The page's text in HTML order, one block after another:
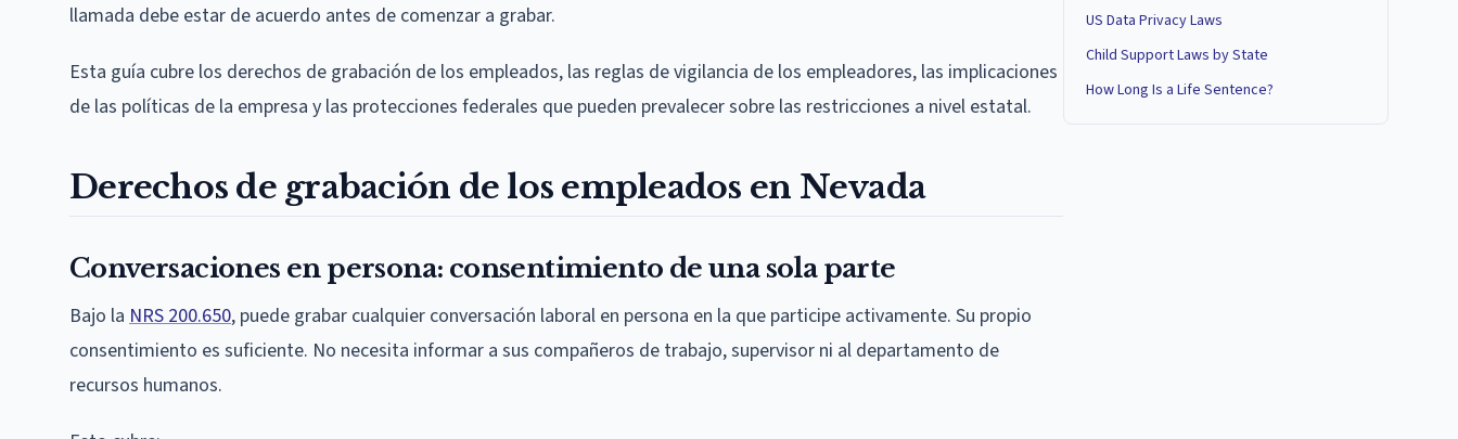
llamada debe estar de acuerdo antes de comenzar a grabar.
Esta guía cubre los derechos de grabación de los empleados, las reglas de vigilancia de los empleadores, las implicaciones
de las políticas de la empresa y las protecciones federales que pueden prevalecer sobre las restricciones a nivel estatal.
Derechos de grabación de los empleados en Nevada
Conversaciones en persona: consentimiento de una sola parte
Bajo la NRS 200.650, puede grabar cualquier conversación laboral en persona en la que participe activamente. Su propio
consentimiento es suficiente. No necesita informar a sus compañeros de trabajo, supervisor ni al departamento de
recursos humanos.
US Data Privacy Laws
Child Support Laws by State
How Long Is a Life Sentence?